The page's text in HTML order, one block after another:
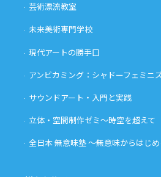
芸術漂流教室
未来美術専門学校
現代アートの勝手口
アンビカミング：シャドーフェミニ
サウンドアート・入門と実践
立体・空間制作ゼミ〜時空を超えて
全日本 無意味塾 〜無意味からはじ